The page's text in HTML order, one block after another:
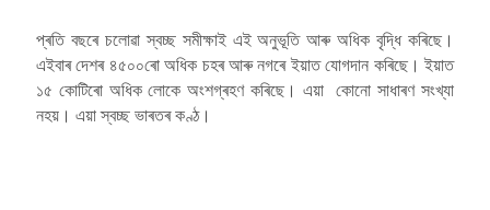
প্ৰতি বছৰে চলোৱা স্বচ্ছ সমীক্ষাই এই অনুভূতি আৰু অধিক বৃদ্ধি কৰিছে।
এইবাৰ দেশৰ ৪৫০০ৰো অধিক চহৰ আৰু নগৰে ইয়াত যোগদান কৰিছে। ইয়াত
১৫ কোটিৰো অধিক লোকে অংশগ্ৰহণ কৰিছে। এয়া কোনো সাধাৰণ সংখ্যা
নহয়। এয়া স্বচ্ছ ভাৰতৰ কণ্ঠ।